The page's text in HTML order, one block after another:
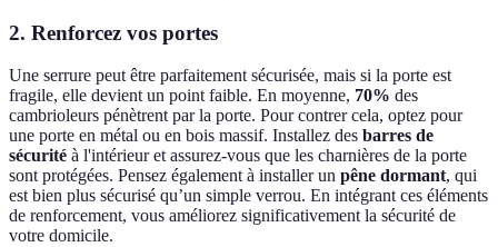
2. Renforcez vos portes
Une serrure peut être parfaitement sécurisée, mais si la porte est
fragile, elle devient un point faible. En moyenne, 70% des
cambrioleurs pénètrent par la porte. Pour contrer cela, optez pour
une porte en métal ou en bois massif. Installez des barres de
sécurité à l'intérieur et assurez-vous que les charnières de la porte
sont protégées. Pensez également à installer un pêne dormant, qui
est bien plus sécurisé qu’un simple verrou. En intégrant ces éléments
de renforcement, vous améliorez significativement la sécurité de
votre domicile.